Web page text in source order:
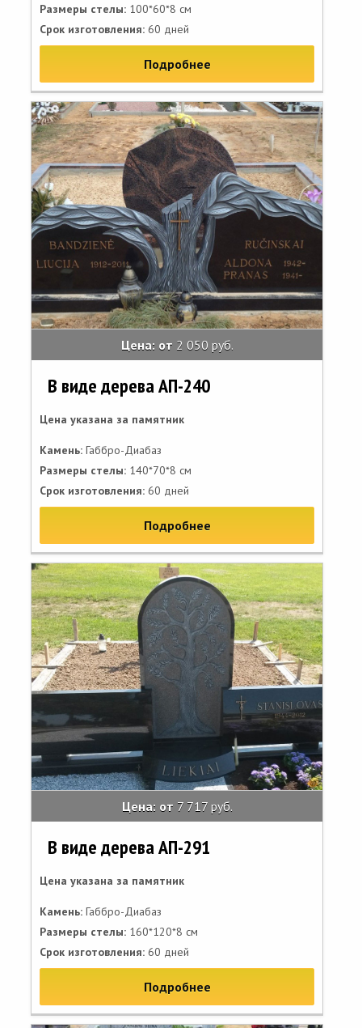
Размеры стелы: 100*60*8 см
Срок изготовления: 60 дней
Подробнее
Цена: от 2 050 руб.
В виде дерева АП-240
Цена указана за памятник
Камень: Габбро-Диабаз
Размеры стелы: 140*70*8 см
Срок изготовления: 60 дней
Подробнее
Цена: от 7 717 руб.
В виде дерева АП-291
Цена указана за памятник
Камень: Габбро-Диабаз
Размеры стелы: 160*120*8 см
Срок изготовления: 60 дней
Подробнее